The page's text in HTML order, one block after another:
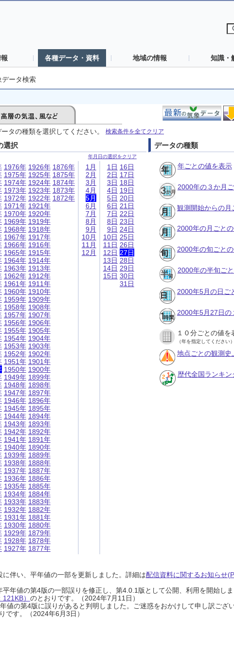
各種データ・資料 地域の情報 知識・
データ検索
タの種類を選択してください。 検索条件を全てクリア
選択
年月日の選択をクリア
1976年
1975年
1974年
1973年
1972年
1971年
1970年
1969年
1968年
1967年
1966年
1965年
1964年
1963年
1962年
1961年
1960年
1959年
1958年
1957年
1956年
1955年
1954年
1953年
1952年
1951年
1950年
1949年
1948年
1947年
1946年
1945年
1944年
1943年
1942年
1941年
1940年
1939年
1938年
1937年
1936年
1935年
1934年
1933年
1932年
1931年
1930年
1929年
1928年
1927年
1926年
1925年
1924年
1923年
1922年
1921年
1920年
1919年
1918年
1917年
1916年
1915年
1914年
1913年
1912年
1911年
1910年
1909年
1908年
1907年
1906年
1905年
1904年
1903年
1902年
1901年
1900年
1899年
1898年
1897年
1896年
1895年
1894年
1893年
1892年
1891年
1890年
1889年
1888年
1887年
1886年
1885年
1884年
1883年
1882年
1881年
1880年
1879年
1878年
1877年
1876年
1875年
1874年
1873年
1872年
1月
2月
3月
4月
5月
6月
7月
8月
9月
10月
11月
12月
1日
2日
3日
4日
5日
6日
7日
8日
9日
10日
11日
12日
13日
14日
15日
16日
17日
18日
19日
20日
21日
22日
23日
24日
25日
26日
27日
28日
29日
30日
31日
データの種類
年ごとの値を表示
2000年の３か月
観測開始からの月
2000年の月ごと
2000年の旬ごと
2000年の半旬ご
2000年5月の日ご
2000年5月27日の
１０分ごとの値を
（年を指定してください）
地点ごとの観測史
歴代全国ランキン
伴い、平年値の一部を更新しました。詳細は配信資料に関するお知らせ
年値の第4版の一部誤りを修正し、第4.0.1版として公開、利用を開始し
） のとおりです。（2024年7月11日）
値の第4版に誤りがあると判明しました。ご迷惑をおかけして申し訳ござ
です。（2024年6月3日）